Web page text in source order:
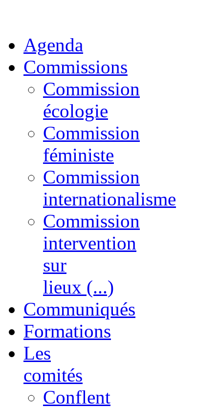
Agenda
Commissions
Commission
écologie
Commission
féministe
Commission
internationalisme
Commission
intervention
sur
lieux (...)
Communiqués
Formations
Les
comités
Conflent